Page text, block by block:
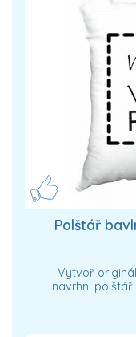
Polštář
Vytvoř
navrhni